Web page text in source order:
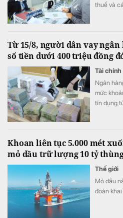
thuế và
Từ 15/8, người dân vay
số tiền dưới 400 triệu đồng
Tài chính
Ngân
mức
tín dụng
công ty
Khoan liên tục 5.000 mét
mỏ dầu trữ lượng 10 tỷ
Thế giới
Mỏ dầu
đoàn